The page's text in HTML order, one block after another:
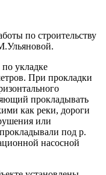
по строительству
укладке
При прокладки
прокладывать
как реки, дороги
или
под р.
насосной